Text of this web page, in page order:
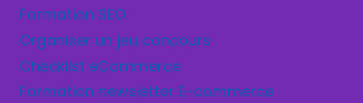
Formation SEO
Organiser un jeu concours
Checklist eCommerce
Formation newsletter E-commerce